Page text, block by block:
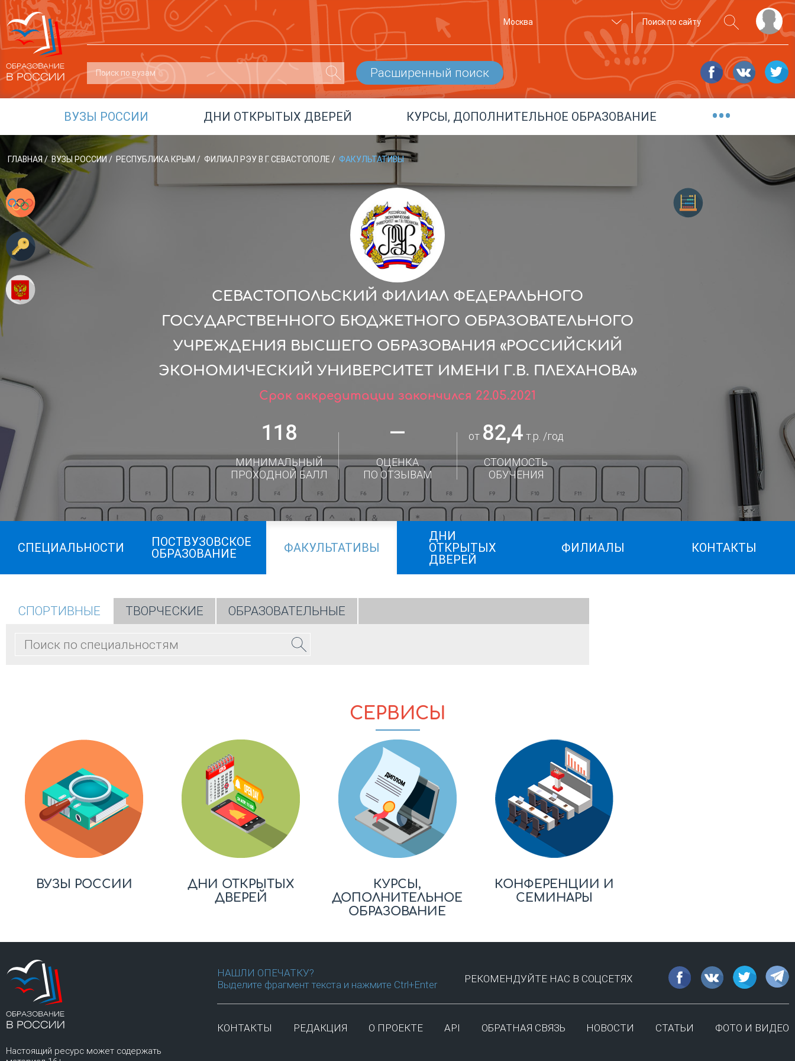
Москва
Расширенный поиск
ВУЗЫ РОССИИ ДНИ ОТКРЫТЫХ ДВЕРЕЙ КУРСЫ, ДОПОЛНИТЕЛЬНОЕ ОБРАЗОВАНИЕ •••
ГЛАВНАЯ/ ВУЗЫ РОССИИ / РЕСПУБЛИКА КРЫМ / ФИЛИАЛ РЭУ В Г. СЕВАСТОПОЛЕ / ФАКУЛЬТАТИВЫ
СЕВАСТОПОЛЬСКИЙ ФИЛИАЛ ФЕДЕРАЛЬНОГО
ГОСУДАРСТВЕННОГО БЮДЖЕТНОГО ОБРАЗОВАТЕЛЬНОГО
УЧРЕЖДЕНИЯ ВЫСШЕГО ОБРАЗОВАНИЯ «РОССИЙСКИЙ
ЭКОНОМИЧЕСКИЙ УНИВЕРСИТЕТ ИМЕНИ Г.В. ПЛЕХАНОВА»
Срок аккредитации закончился 22.05.2021
118
МИНИМАЛЬНЫЙ
ПРОХОДНОЙ БАЛЛ
—
ОЦЕНКА
ПО ОТЗЫВАМ
от 82,4 т.р. /год
СТОИМОСТЬ
ОБУЧЕНИЯ
СПЕЦИАЛЬНОСТИ
ПОСТВУЗОВСКОЕ
ОБРАЗОВАНИЕ
ФАКУЛЬТАТИВЫ
ДНИ
ОТКРЫТЫХ
ДВЕРЕЙ
ФИЛИАЛЫ КОНТАКТЫ
СПОРТИВНЫЕ ТВОРЧЕСКИЕ ОБРАЗОВАТЕЛЬНЫЕ
СЕРВИСЫ
ВУЗЫ РОССИИ
ДНИ ОТКРЫТЫХ
ДВЕРЕЙ
КУРСЫ,
ДОПОЛНИТЕЛЬНОЕ
ОБРАЗОВАНИЕ
КОНФЕРЕНЦИИ И
СЕМИНАРЫ
Настоящий ресурс может содержать
НАШЛИ ОПЕЧАТКУ?
Выделите фрагмент текста и нажмите Ctrl+Enter
РЕКОМЕНДУЙТЕ НАС В СОЦСЕТЯХ
КОНТАКТЫ РЕДАКЦИЯ О ПРОЕКТЕ API ОБРАТНАЯ СВЯЗЬ НОВОСТИ СТАТЬИ ФОТО И ВИДЕО